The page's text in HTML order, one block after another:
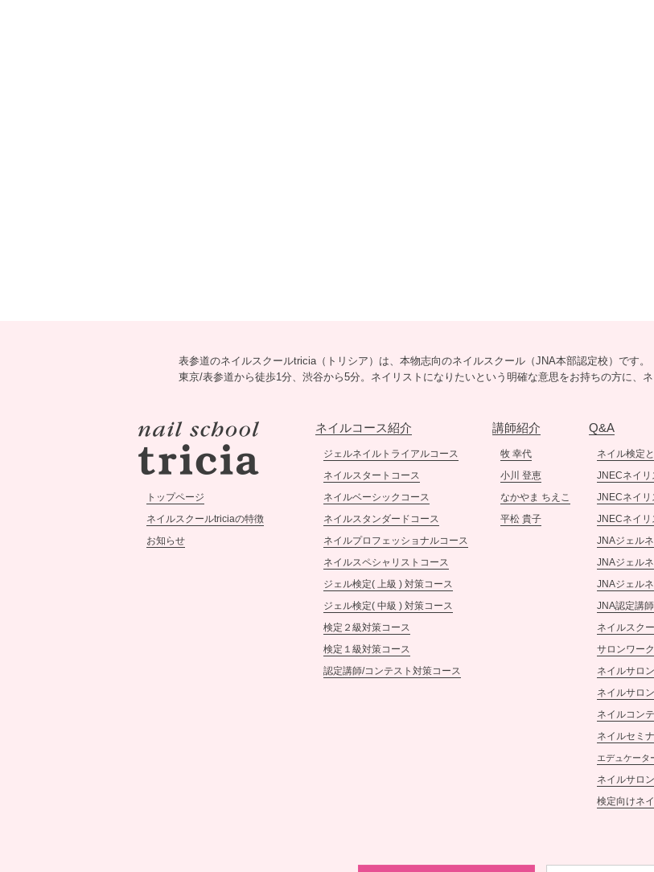
表参道のネイルスクールtricia（トリシア）は、本物志向のネイルスクール（JNA本部認定校）です。
東京/表参道から徒歩1分、渋谷から5分。ネイリストになりたいという明確な意思をお持ちの方に、
トップページ
ネイルスクールtriciaの特徴
お知らせ
ネイルコース紹介
ジェルネイルトライアルコース
ネイルスタートコース
ネイルベーシックコース
ネイルスタンダードコース
ネイルプロフェッショナルコース
ネイルスペシャリストコース
ジェル検定( 上級 ) 対策コース
ジェル検定( 中級 ) 対策コース
検定２級対策コース
検定１級対策コース
認定講師/コンテスト対策コース
講師紹介
牧 幸代
小川 登恵
なかやま ちえこ
平松 貴子
Q&A
ネイル検定
JNECネイリ
JNECネイリ
JNECネイリ
JNAジェル
JNAジェル
JNAジェル
JNA認定講
ネイルスク
サロンワー
ネイルサロ
ネイルサロ
ネイルコン
ネイルセミ
エデュケータ
ネイルサロ
検定向けネ